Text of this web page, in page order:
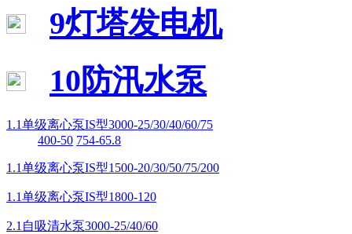
9灯塔发电机
10防汛水泵
1.1单级离心泵IS型3000-25/30/40/60/75
400-50 754-65.8
1.1单级离心泵IS型1500-20/30/50/75/200
1.1单级离心泵IS型1800-120
2.1自吸清水泵3000-25/40/60